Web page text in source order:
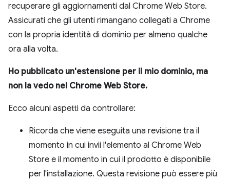
recuperare gli aggiornamenti dal Chrome Web Store.
Assicurati che gli utenti rimangano collegati a Chrome
con la propria identità di dominio per almeno qualche
ora alla volta.
Ho pubblicato un'estensione per il mio dominio, ma
non la vedo nel Chrome Web Store.
Ecco alcuni aspetti da controllare:
Ricorda che viene eseguita una revisione tra il
momento in cui invii l'elemento al Chrome Web
Store e il momento in cui il prodotto è disponibile
per l'installazione. Questa revisione può essere più